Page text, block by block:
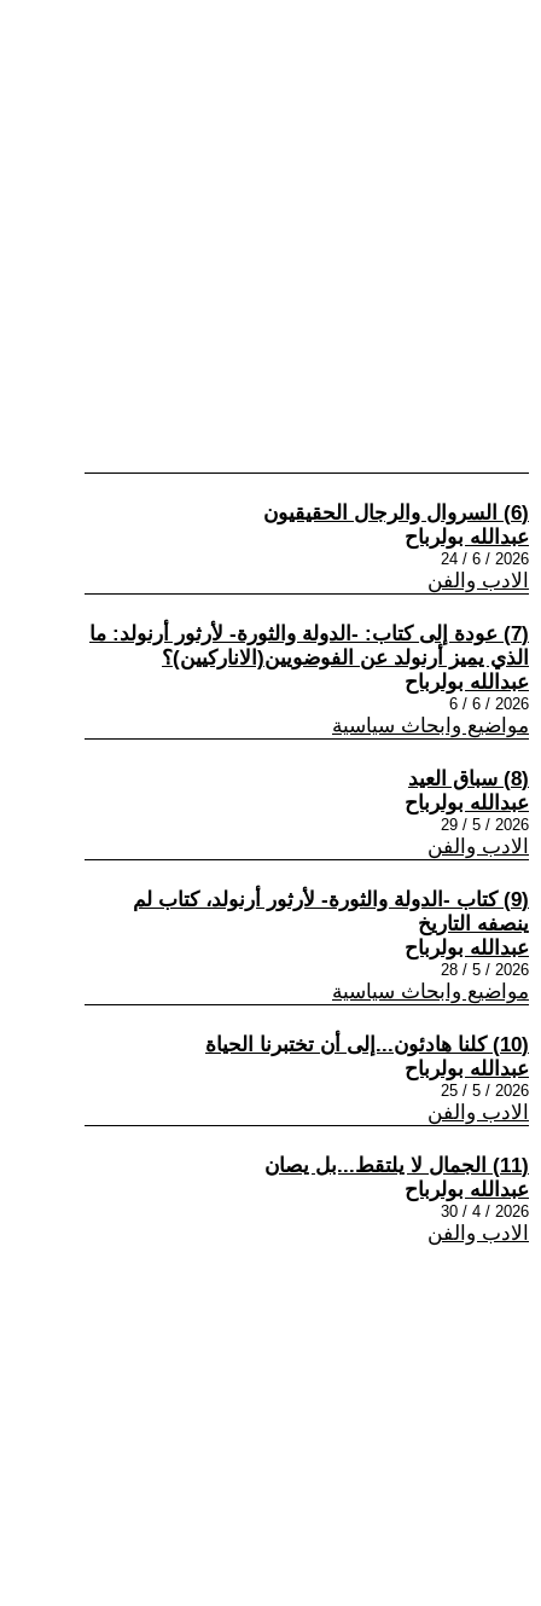
(6) السروال والرجال الحقيقيون
عبدالله بولرباح
2026 / 6 / 24
الادب والفن
(7) عودة إلى كتاب: -الدولة والثورة- لأرثور أرنولد: ما
الذي يميز أرنولد عن الفوضويين(الاناركيين)؟
عبدالله بولرباح
2026 / 6 / 6
مواضيع وابحاث سياسية
(8) سباق العيد
عبدالله بولرباح
2026 / 5 / 29
الادب والفن
(9) كتاب -الدولة والثورة- لأرثور أرنولد، كتاب لم
ينصفه التاريخ
عبدالله بولرباح
2026 / 5 / 28
مواضيع وابحاث سياسية
(10) كلنا هادئون...إلى أن تختبرنا الحياة
عبدالله بولرباح
2026 / 5 / 25
الادب والفن
(11) الجمال لا يلتقط...بل يصان
عبدالله بولرباح
2026 / 4 / 30
الادب والفن